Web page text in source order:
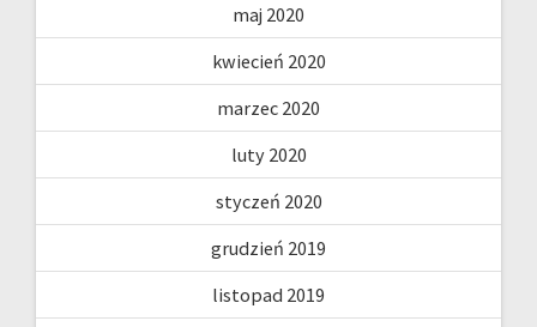
maj 2020
kwiecień 2020
marzec 2020
luty 2020
styczeń 2020
grudzień 2019
listopad 2019